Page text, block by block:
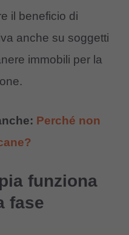
il beneficio di
anche su soggetti
immobili per la
Perché non
funziona
fase